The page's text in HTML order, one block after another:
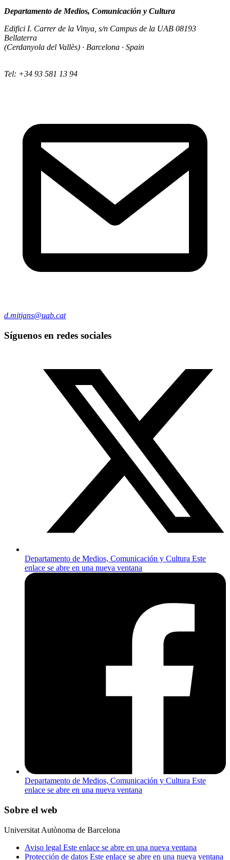
Departamento de Medios, Comunicación y Cultura
Edifici I. Carrer de la Vinya, s/n Campus de la UAB 08193
Bellaterra
(Cerdanyola del Vallès) · Barcelona · Spain
Tel: +34 93 581 13 94
d.mitjans@uab.cat
Síguenos en redes sociales
Departamento de Medios, Comunicación y Cultura Este
enlace se abre en una nueva ventana
Departamento de Medios, Comunicación y Cultura Este
enlace se abre en una nueva ventana
Sobre el web
Universitat Autònoma de Barcelona
Aviso legal Este enlace se abre en una nueva ventana
Protección de datos Este enlace se abre en una nueva ventana